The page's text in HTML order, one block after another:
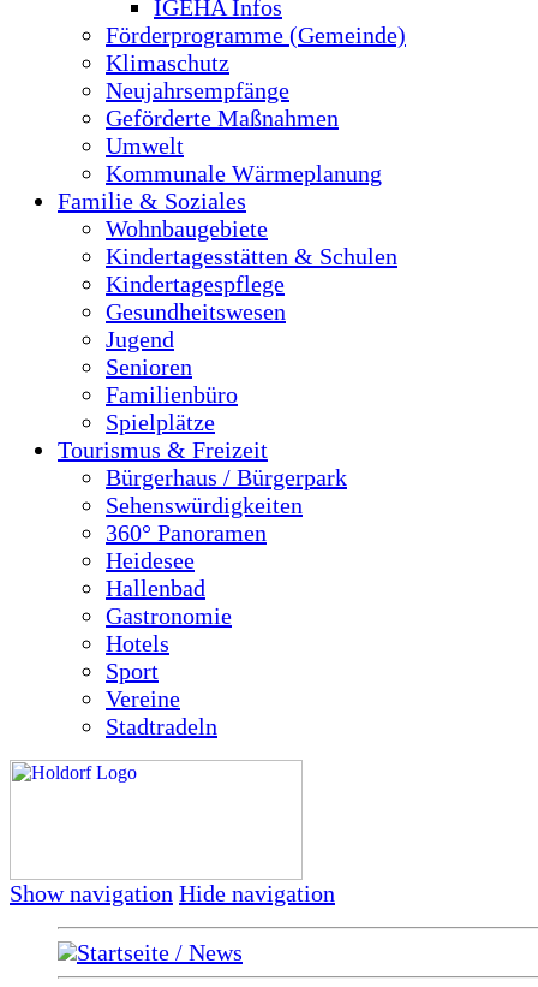
IGEHA Infos
Förderprogramme (Gemeinde)
Klimaschutz
Neujahrsempfänge
Geförderte Maßnahmen
Umwelt
Kommunale Wärmeplanung
Familie & Soziales
Wohnbaugebiete
Kindertagesstätten & Schulen
Kindertagespflege
Gesundheitswesen
Jugend
Senioren
Familienbüro
Spielplätze
Tourismus & Freizeit
Bürgerhaus / Bürgerpark
Sehenswürdigkeiten
360° Panoramen
Heidesee
Hallenbad
Gastronomie
Hotels
Sport
Vereine
Stadtradeln
Show navigation Hide navigation
Startseite / News